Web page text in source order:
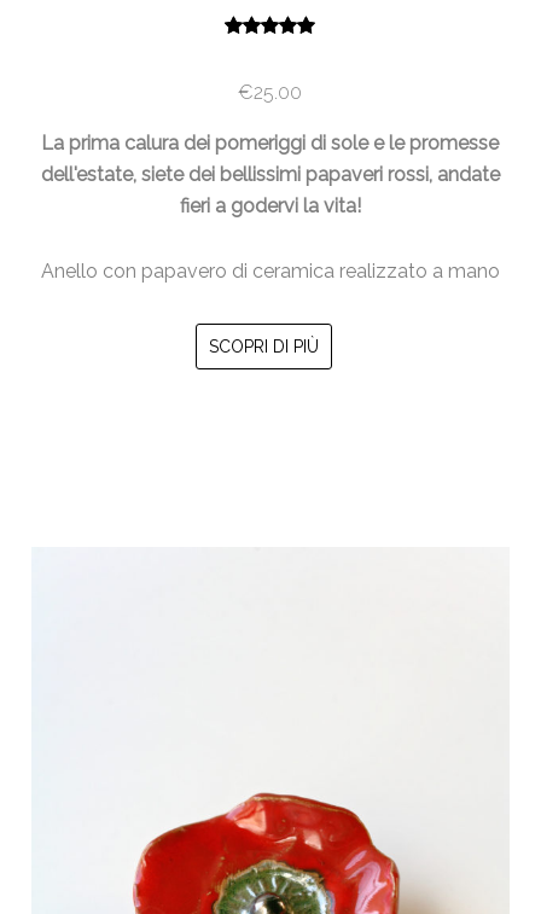
€25.00
La prima calura dei pomeriggi di sole e le promesse
dell'estate, siete dei bellissimi papaveri rossi, andate
fieri a godervi la vita!
Anello con papavero di ceramica realizzato a mano
SCOPRI DI PIÙ